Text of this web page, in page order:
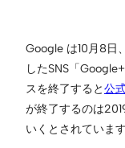
Google は10月8日
したSNS「
スを終了すると公
が終了するのは
いくとされています